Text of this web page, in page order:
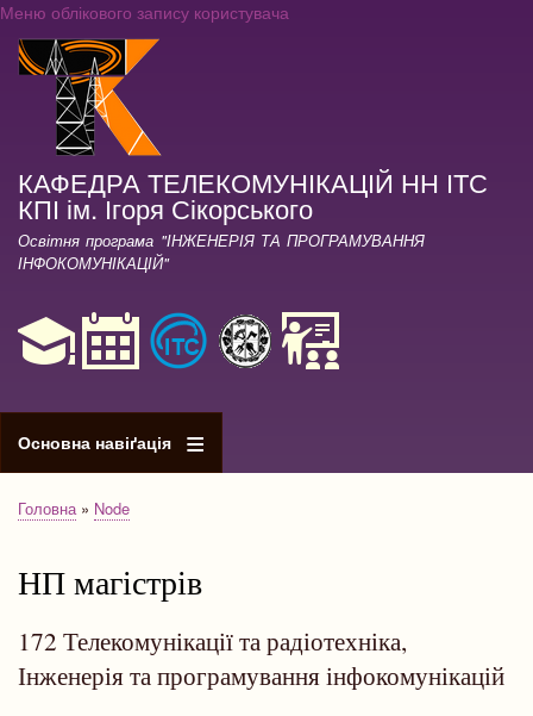
Перейти
Меню облікового запису користувача
КАФЕДРА ТЕЛЕКОМУНІКАЦІЙ НН ІТС
КПІ ім. Ігоря Сікорського
Освітня програма "ІНЖЕНЕРІЯ ТА ПРОГРАМУВАННЯ
ІНФОКОМУНІКАЦІЙ"
Основна навіґація
Рядок
Головна Node
НП магістрів
172 Телекомунікації та радіотехніка,
Інженерія та програмування інфокомунікацій